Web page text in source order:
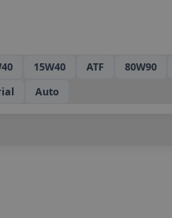
15W40 ATF 80W90
Auto